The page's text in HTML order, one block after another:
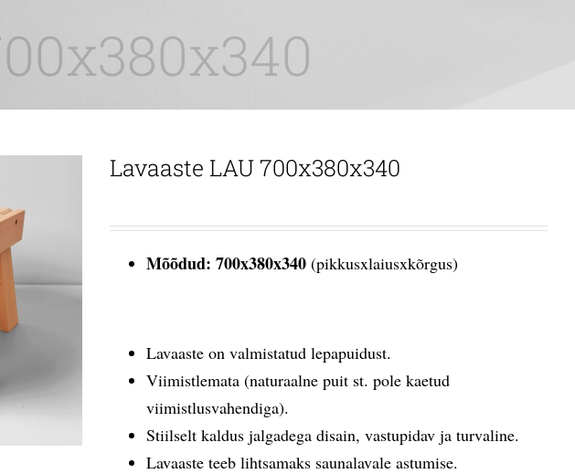
Lavaaste LAU 700x380x340
Mõõdud: 700x380x340 (pikkusxlaiusxkõrgus)
Lavaaste on valmistatud lepapuidust.
Viimistlemata (naturaalne puit st. pole kaetud
viimistlusvahendiga).
Stiilselt kaldus jalgadega disain, vastupidav ja turvaline.
Lavaaste teeb lihtsamaks saunalavale astumise.